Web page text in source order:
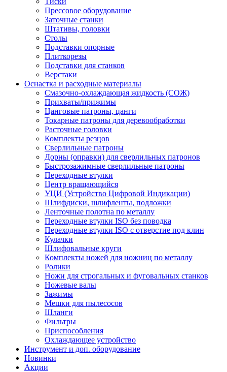
Прессовое оборудование
Заточные станки
Штативы, головки
Столы
Подставки опорные
Плиткорезы
Подставки для станков
Верстаки
Оснастка и расходные материалы
Смазочно-охлаждающая жидкость (СОЖ)
Прихваты/прижимы
Цанговые патроны, цанги
Токарные патроны для деревообработки
Расточные головки
Комплекты резцов
Сверлильные патроны
Дорны (оправки) для сверлильных патронов
Быстрозажимные сверлильные патроны
Переходные втулки
Центр вращающийся
УЦИ (Устройство Цифровой Индикации)
Шлифдиски, шлифленты, подложки
Ленточные полотна по металлу
Переходные втулки ISO без поводка
Переходные втулки ISO с отверстие под клин
Кулачки
Шлифовальные круги
Комплекты ножей для ножниц по металлу
Ролики
Ножи для строгальных и фуговальных станков
Ножевые валы
Зажимы
Мешки для пылесосов
Шланги
Фильтры
Приспособления
Охлаждающее устройство
Инструмент и доп. оборудование
Новинки
Акции